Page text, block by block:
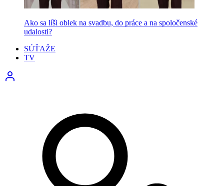
Ako sa líši oblek na svadbu, do práce a na spoločenské
udalosti?
SÚŤAŽE
TV